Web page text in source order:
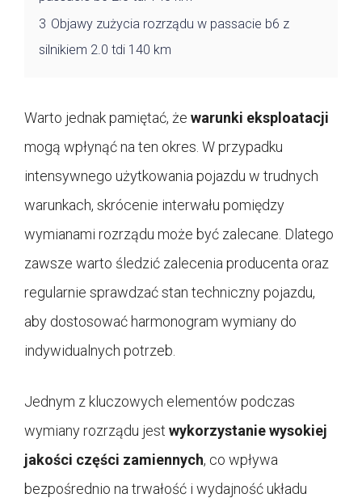
3 Objawy zużycia rozrządu w passacie b6 z
silnikiem 2.0 tdi 140 km
Warto jednak pamiętać, że warunki eksploatacji
mogą wpłynąć na ten okres. W przypadku
intensywnego użytkowania pojazdu w trudnych
warunkach, skrócenie interwału pomiędzy
wymianami rozrządu może być zalecane. Dlatego
zawsze warto śledzić zalecenia producenta oraz
regularnie sprawdzać stan techniczny pojazdu,
aby dostosować harmonogram wymiany do
indywidualnych potrzeb.
Jednym z kluczowych elementów podczas
wymiany rozrządu jest wykorzystanie wysokiej
jakości części zamiennych, co wpływa
bezpośrednio na trwałość i wydajność układu